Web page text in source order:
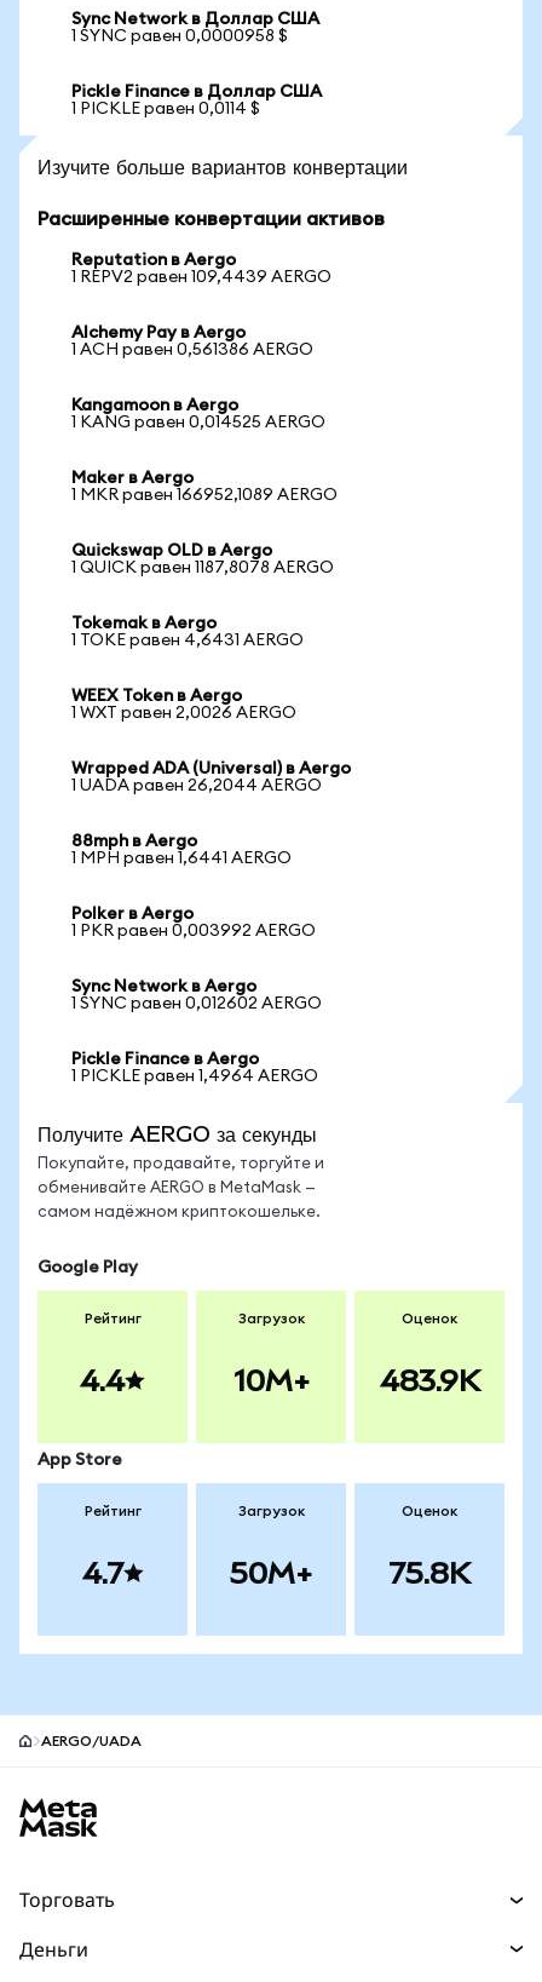
Sync Network в Доллар США
1 SYNC равен 0,0000958 $
Pickle Finance в Доллар США
1 PICKLE равен 0,0114 $
Изучите больше вариантов конвертации
Расширенные конвертации активов
Reputation в Aergo
1 REPV2 равен 109,4439 AERGO
Alchemy Pay в Aergo
1 ACH равен 0,561386 AERGO
Kangamoon в Aergo
1 KANG равен 0,014525 AERGO
Maker в Aergo
1 MKR равен 166952,1089 AERGO
Quickswap OLD в Aergo
1 QUICK равен 1187,8078 AERGO
Tokemak в Aergo
1 TOKE равен 4,6431 AERGO
WEEX Token в Aergo
1 WXT равен 2,0026 AERGO
Wrapped ADA (Universal) в Aergo
1 UADA равен 26,2044 AERGO
88mph в Aergo
1 MPH равен 1,6441 AERGO
Polker в Aergo
1 PKR равен 0,003992 AERGO
Sync Network в Aergo
1 SYNC равен 0,012602 AERGO
Pickle Finance в Aergo
1 PICKLE равен 1,4964 AERGO
Получите AERGO за секунды
Покупайте, продавайте, торгуйте и
обменивайте AERGO в MetaMask —
самом надёжном криптокошельке.
Google Play
Рейтинг
4.4
Загрузок
10M+
Оценок
483.9K
App Store
Рейтинг
4.7
Загрузок
50M+
Оценок
75.8K
AERGO/UADA
Торговать
Деньги